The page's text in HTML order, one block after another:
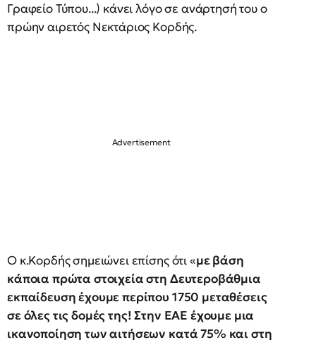
Γραφείο Τύπου...) κάνει λόγο σε ανάρτησή του ο
πρώην αιρετός Νεκτάριος Κορδής.
Ο κ.Κορδής σημειώνει επίσης ότι «με βάση
κάποια πρώτα στοιχεία στη Δευτεροβάθμια
εκπαίδευση έχουμε περίπου 1750 μεταθέσεις
σε όλες τις δομές της! Στην ΕΑΕ έχουμε μια
ικανοποίηση των αιτήσεων κατά 75% και στη